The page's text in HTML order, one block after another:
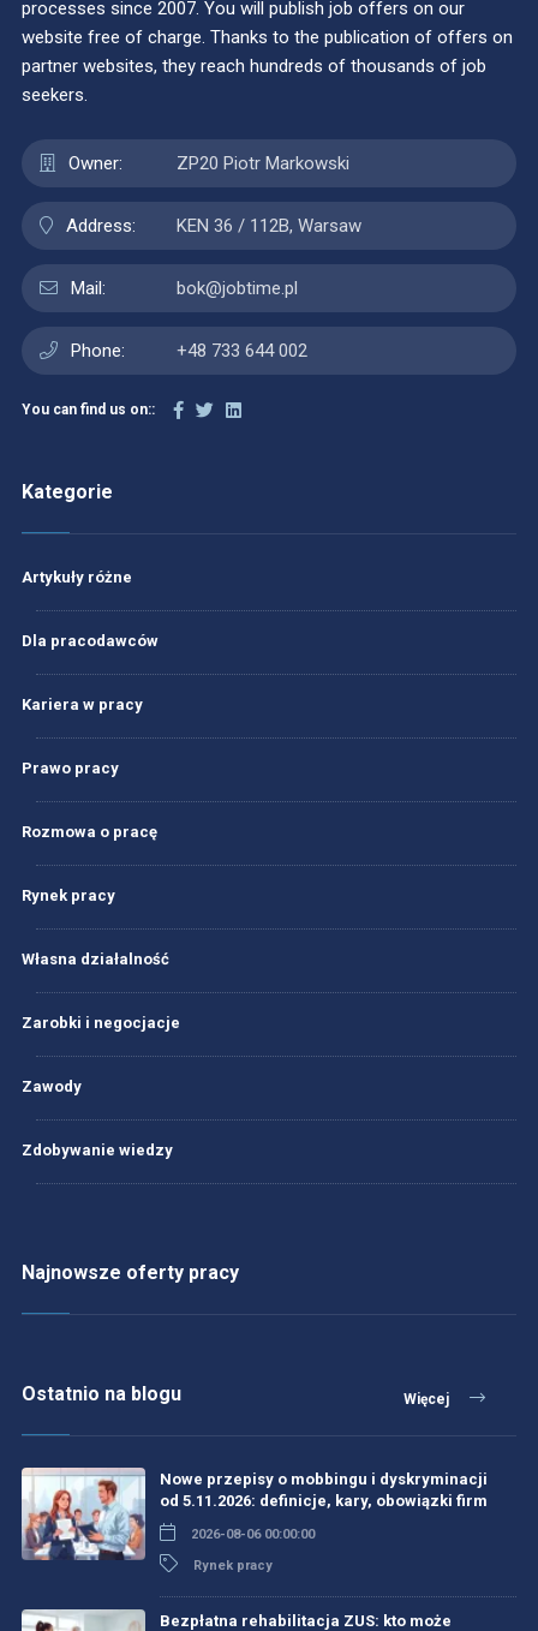
processes since 2007. You will publish job offers on our
website free of charge. Thanks to the publication of offers on
partner websites, they reach hundreds of thousands of job
seekers.
Owner: ZP20 Piotr Markowski
Address: KEN 36 / 112B, Warsaw
Mail: bok@jobtime.pl
Phone: +48 733 644 002
You can find us on::
Kategorie
Artykuły różne
Dla pracodawców
Kariera w pracy
Prawo pracy
Rozmowa o pracę
Rynek pracy
Własna działalność
Zarobki i negocjacje
Zawody
Zdobywanie wiedzy
Najnowsze oferty pracy
Ostatnio na blogu Więcej
Nowe przepisy o mobbingu i dyskryminacji
od 5.11.2026: definicje, kary, obowiązki firm
2026-08-06 00:00:00
Rynek pracy
Bezpłatna rehabilitacja ZUS: kto może